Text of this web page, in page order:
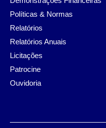
Políticas & Normas
Relatórios
Relatórios Anuais
Licitações
Patrocine
Ouvidoria